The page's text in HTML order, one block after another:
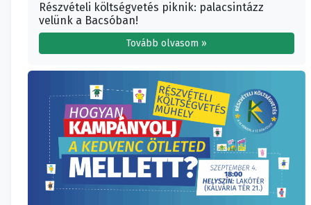
Részvételi költségvetés piknik: palacsintázz
velünk a Bacsóban!
Tovább olvasom »